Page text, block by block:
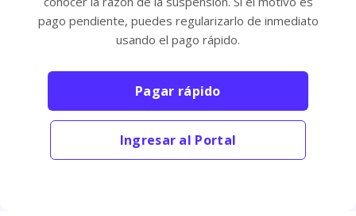
pago pendiente, puedes regularizarlo de inmediato
usando el pago rápido.
Pagar rápido
Ingresar al Portal